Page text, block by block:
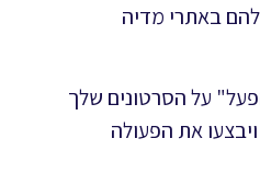
באתרי מדיה
על הסרטונים שלך
את הפעולה